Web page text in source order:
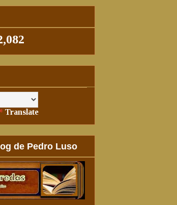
Translate
de Pedro Luso